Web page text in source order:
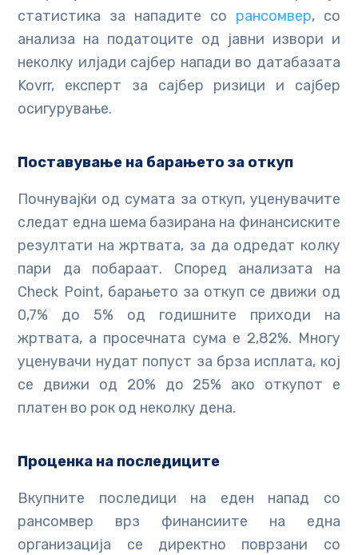
статистика за нападите со рансомвер, со
анализа на податоците од јавни извори и
неколку илјади сајбер напади во датабазата
Kovrr, експерт за сајбер ризици и сајбер
осигурување.
Поставување на барањето за откуп
Почнувајќи од сумата за откуп, уценувачите
следат една шема базирана на финансиските
резултати на жртвата, за да одредат колку
пари да побараат. Според анализата на
Check Point, барањето за откуп се движи од
0,7% до 5% од годишните приходи на
жртвата, а просечната сума е 2,82%. Многу
уценувачи нудат попуст за брза исплата, кој
се движи од 20% до 25% ако откупот е
платен во рок од неколку дена.
Проценка на последиците
Вкупните последици на еден напад со
рансомвер врз финансиите на една
организација се директно поврзани со